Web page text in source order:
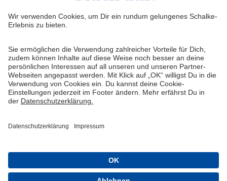
Impressum
FAQ
Medien/Presse
Datenschutz
Haftungsausschluss
Shop
Schalke TV
VELTINS-Arena
Knappenschmiede
ERWIN buchen